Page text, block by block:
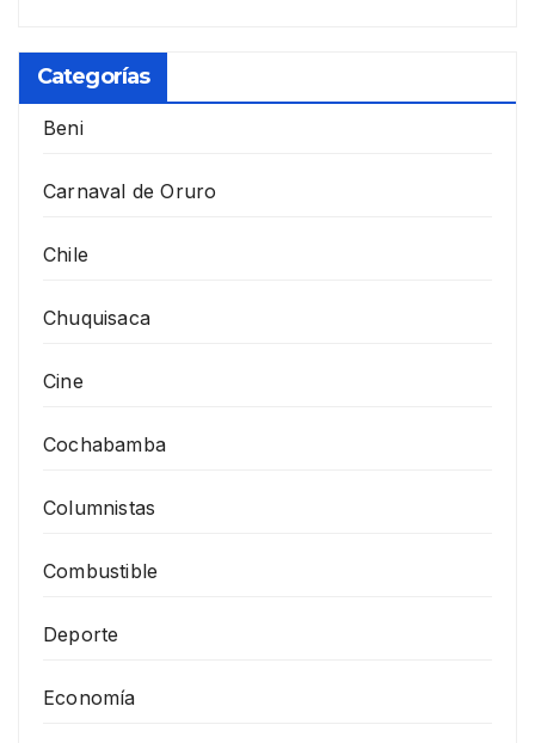
Categorías
Beni
Carnaval de Oruro
Chile
Chuquisaca
Cine
Cochabamba
Columnistas
Combustible
Deporte
Economía